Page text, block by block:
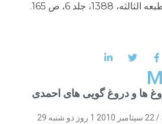
جلد 6، ص 165.
ها و دروغ گویی های احمدی
چهارشنبه 31 شهریور 89 / 22 سپتامبر 2010 1 روز دو شنبه 29